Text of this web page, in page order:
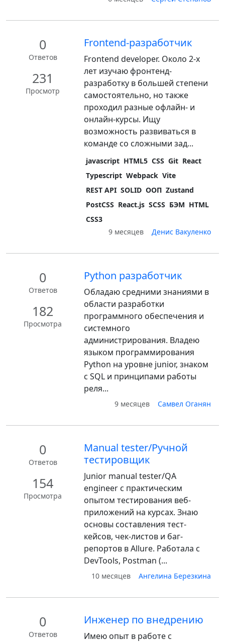
0
Ответов
231
Просмотр
Frontend-разработчик
Frontend developer. Около 2-х
лет изучаю фронтенд-
разработку в большей степени
самостоятельно, но также
проходил разные офлайн- и
онлайн-курсы. Ищу
возможность развиваться в
команде со сложными зад...
javascript HTML5 CSS Git React
Typescript Webpack Vite
REST API SOLID ООП Zustand
PostCSS React.js SCSS БЭМ HTML
CSS3
9 месяцев
Денис Вакуленко
0
Ответов
182
Просмотра
Python разработчик
Обладаю средними знаниями в
области разработки
программного обеспечения и
системного
администрирования. Владею
языком программирования
Python на уровне junior, знаком
с SQL и принципами работы
реля...
9 месяцев Самвел Оганян
0
Ответов
154
Просмотра
Manual tester/Ручной
тестировщик
Junior manual tester/QA
engineer с практическим
опытом тестирования веб-
приложений на курсах. Знаю
основы составления тест-
кейсов, чек-листов и баг-
репортов в Allure. Работала с
DevTools, Postman (...
10 месяцев Ангелина Березкина
0
Ответов
Инженер по внедрению
Имею опыт в работе с